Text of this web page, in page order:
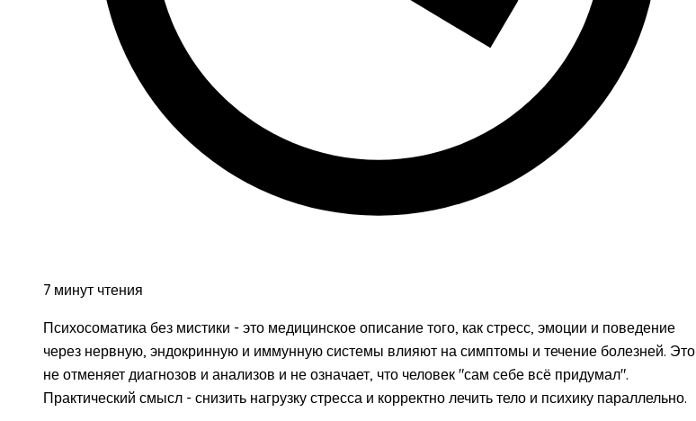
7 минут чтения
Психосоматика без мистики - это медицинское описание того, как стресс, эмоции и поведение
через нервную, эндокринную и иммунную системы влияют на симптомы и течение болезней. Это
не отменяет диагнозов и анализов и не означает, что человек "сам себе всё придумал".
Практический смысл - снизить нагрузку стресса и корректно лечить тело и психику параллельно.